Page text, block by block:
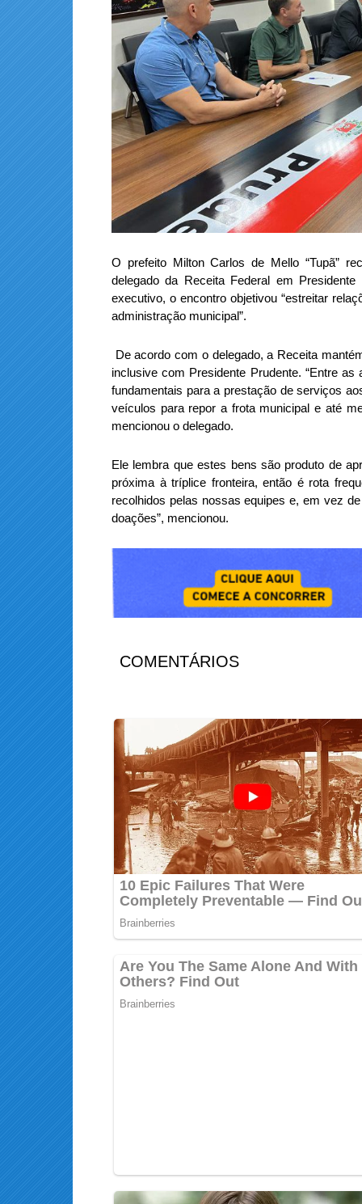
O prefeito Milton Carlos de Mello “Tupã”
delegado da Receita Federal em
executivo, o encontro objetivou “estreitar
administração municipal”.
De acordo com o delegado, a Receita
inclusive com Presidente Prudente. “Entre
fundamentais para a prestação de serviços
veículos para repor a frota municipal e até
mencionou o delegado.
Ele lembra que estes bens são produto de
próxima à tríplice fronteira, então é rota
recolhidos pelas nossas equipes e, em vez
doações”, mencionou.
COMENTÁRIOS